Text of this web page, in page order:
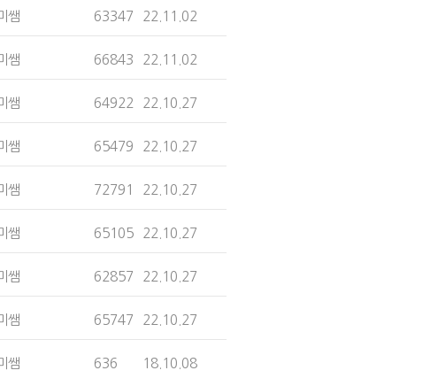
쌤 63347 22.11.02
쌤 66843 22.11.02
쌤 64922 22.10.27
쌤 65479 22.10.27
쌤 72791 22.10.27
쌤 65105 22.10.27
쌤 62857 22.10.27
쌤 65747 22.10.27
쌤 636 18.10.08